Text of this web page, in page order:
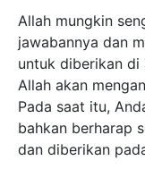
Allah mungkin
jawabannya dan
untuk diberikan di
Allah akan
Pada saat itu,
bahkan berharap
dan diberikan